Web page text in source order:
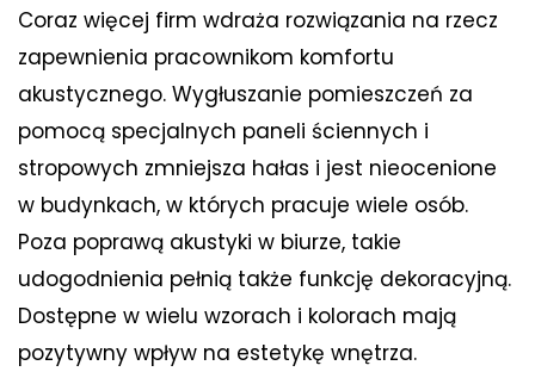
Coraz więcej firm wdraża rozwiązania na rzecz
zapewnienia pracownikom komfortu
akustycznego. Wygłuszanie pomieszczeń za
pomocą specjalnych paneli ściennych i
stropowych zmniejsza hałas i jest nieocenione
w budynkach, w których pracuje wiele osób.
Poza poprawą akustyki w biurze, takie
udogodnienia pełnią także funkcję dekoracyjną.
Dostępne w wielu wzorach i kolorach mają
pozytywny wpływ na estetykę wnętrza.